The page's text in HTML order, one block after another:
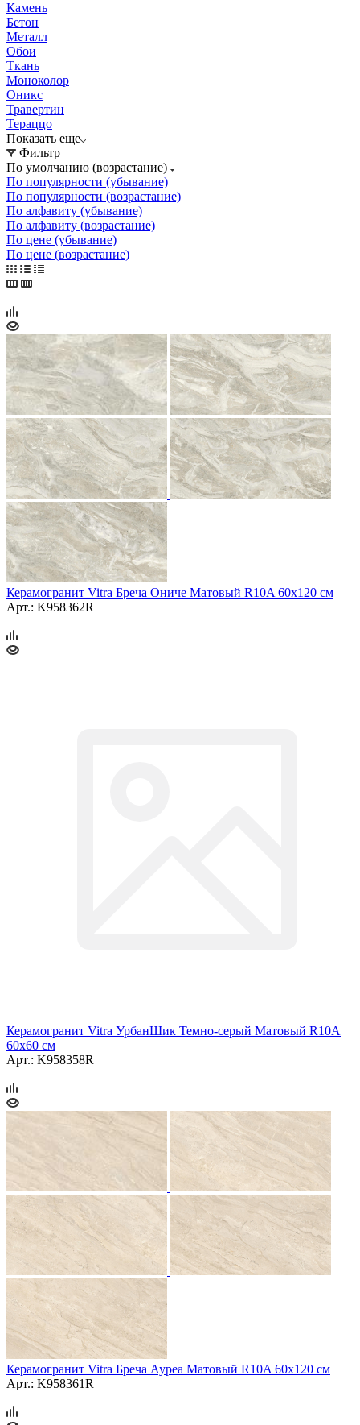
Камень
Бетон
Металл
Обои
Ткань
Моноколор
Оникс
Травертин
Тераццо
Показать еще
Фильтр
По умолчанию (возрастание)
По популярности (убывание)
По популярности (возрастание)
По алфавиту (убывание)
По алфавиту (возрастание)
По цене (убывание)
По цене (возрастание)
Керамогранит Vitra Бреча Ониче Матовый R10A 60x120 см
Арт.: K958362R
Керамогранит Vitra УрбанШик Темно-серый Матовый R10A
60x60 см
Арт.: K958358R
Керамогранит Vitra Бреча Ауреа Матовый R10A 60x120 см
Арт.: K958361R